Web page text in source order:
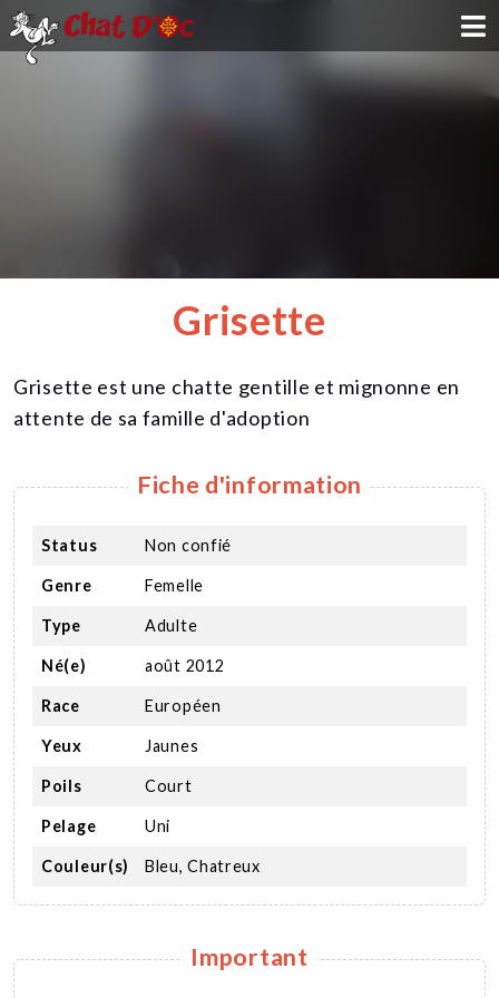
NOUS SOUTENIR
CONTACT
Grisette
Grisette est une chatte gentille et mignonne en
attente de sa famille d'adoption
Fiche d'information
Status Non confié
Genre Femelle
Type Adulte
Né(e) août 2012
Race Européen
Yeux Jaunes
Poils Court
Pelage Uni
Couleur(s) Bleu, Chatreux
Important